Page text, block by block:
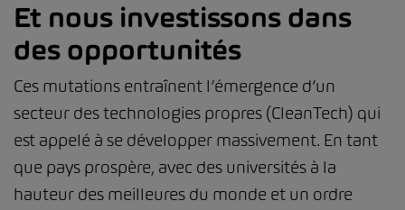
Et nous investissons dans
des opportunités
Ces mutations entraînent l’émergence d’un
secteur des technologies propres (CleanTech) qui
est appelé à se développer massivement. En tant
que pays prospère, avec des universités à la
hauteur des meilleures du monde et un ordre